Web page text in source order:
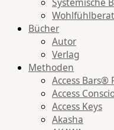
Bücher
Autor
Verlag
Methoden
Access Bars®
Access
Access Keys
Akasha